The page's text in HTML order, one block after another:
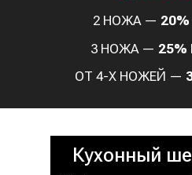
2 НОЖА — 20%
3 НОЖА — 25%
ОТ 4-Х НОЖЕЙ —
Кухонный